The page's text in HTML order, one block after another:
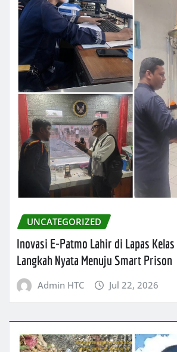
UNCATEGORIZED
Inovasi E-Patmo Lahir di Lapas
Langkah Nyata Menuju Smart Prison
Admin HTC Jul 22, 2026